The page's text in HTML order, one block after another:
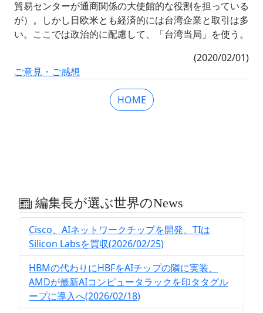
貿易センターが通商関係の大使館的な役割を担っている
が）。しかし日欧米とも経済的には台湾企業と取引は多
い。ここでは政治的に配慮して、「台湾当局」を使う。
(2020/02/01)
ご意見・ご感想
HOME
編集長が選ぶ世界のNews
Cisco、AIネットワークチップを開発、TIは
Silicon Labsを買収(2026/02/25)
HBMの代わりにHBFをAIチップの隣に実装、
AMDが最新AIコンピュータラックを印タタグル
ープに導入へ(2026/02/18)